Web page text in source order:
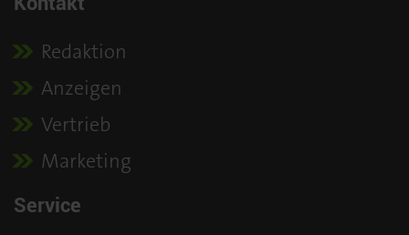
Redaktion
Anzeigen
Vertrieb
Marketing
Service